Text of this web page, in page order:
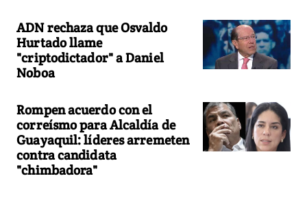
ADN rechaza que Osvaldo
Hurtado llame
"criptodictador" a Daniel
Noboa
Rompen acuerdo con el
correísmo para Alcaldía de
Guayaquil: líderes arremeten
contra candidata
"chimbadora"